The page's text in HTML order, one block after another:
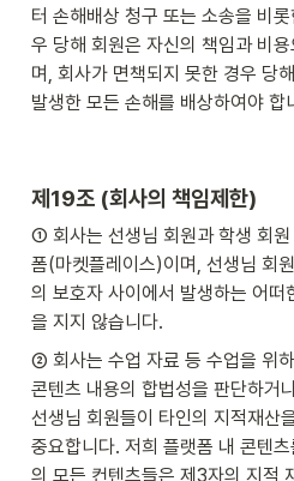
터 손해배상 청구 또는 소송을 비
우 당해 회원은 자신의 책임과 비
며, 회사가 면책되지 못한 경우 당
발생한 모든 손해를 배상하여야 합
제19조 (회사의 책임제한)
① 회사는 선생님 회원과 학생 회
폼(마켓플레이스)이며, 선생님 회
의 보호자 사이에서 발생하는 어떠
을 지지 않습니다.
② 회사는 수업 자료 등 수업을 위
콘텐츠 내용의 합법성을 판단하거
선생님 회원들이 타인의 지적재산
중요합니다. 저희 플랫폼 내 콘텐
의 모든 컨텐츠들은 제3자의 지적